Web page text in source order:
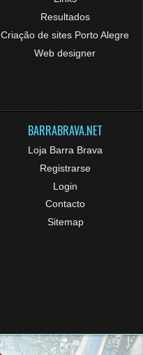
Resultados
Criação de sites Porto Alegre
Web designer
BARRABRAVA.NET
Loja Barra Brava
Registrarse
Login
Contacto
Sitemap